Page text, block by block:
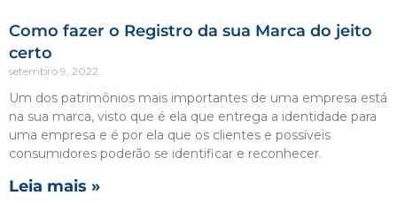
Como fazer o Registro da sua Marca do jeito
certo
setembro 9, 2022
Um dos patrimônios mais importantes de uma empresa está
na sua marca, visto que é ela que entrega a identidade para
uma empresa e é por ela que os clientes e possíveis
consumidores poderão se identificar e reconhecer.
Leia mais »